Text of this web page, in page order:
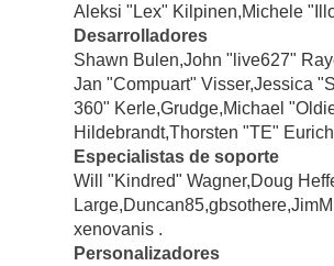
Aleksi "Lex" Kilpinen,Michele
Desarrolladores
Shawn Bulen,John "live627"
Jan "Compuart" Visser,Jessica
360" Kerle,Grudge,Michael
Hildebrandt,Thorsten "TE"
Especialistas de soporte
Will "Kindred" Wagner,Doug
xenovanis .
Personalizadores